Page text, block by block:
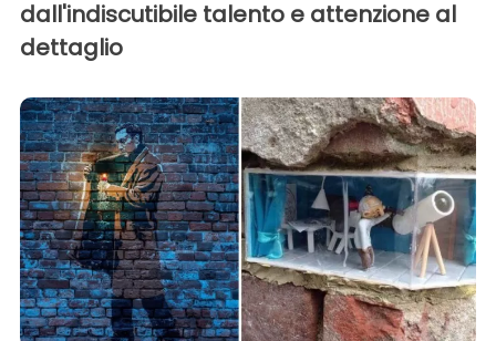
dall'indiscutibile talento e attenzione al
dettaglio